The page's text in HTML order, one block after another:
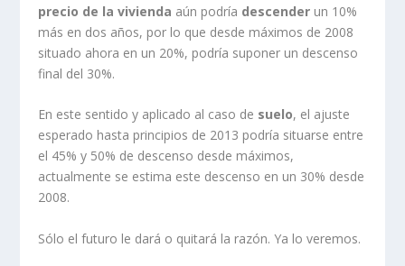
precio de la vivienda aún podría descender un 10%
más en dos años, por lo que desde máximos de 2008
situado ahora en un 20%, podría suponer un descenso
final del 30%.
En este sentido y aplicado al caso de suelo, el ajuste
esperado hasta principios de 2013 podría situarse entre
el 45% y 50% de descenso desde máximos,
actualmente se estima este descenso en un 30% desde
2008.
Sólo el futuro le dará o quitará la razón. Ya lo veremos.